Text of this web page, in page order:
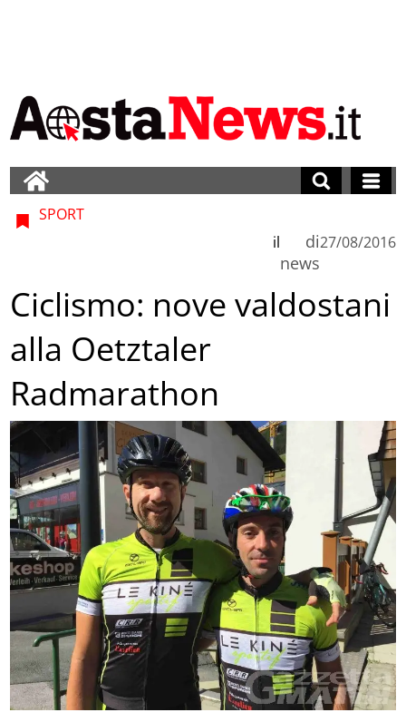
SPORT
di
news
il 27/08/2016
Ciclismo: nove valdostani
alla Oetztaler
Radmarathon